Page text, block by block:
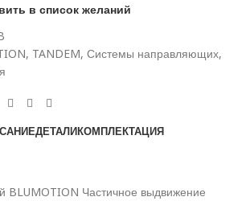
в список желаний
, TANDEM, Системы направляющих,
ДЕТАЛИКОМПЛЕКТАЦИЯ
BLUMOTION Частичное выдвижение